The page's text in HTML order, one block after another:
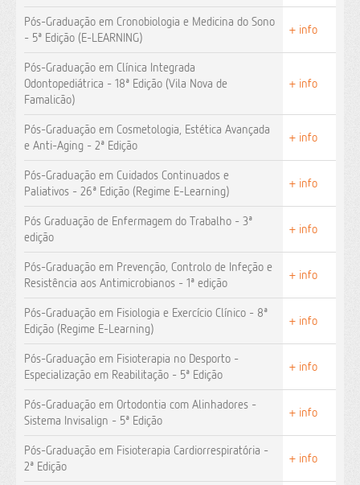
Pós-Graduação em Cronobiologia e Medicina do Sono
- 5ª Edição (E-LEARNING)
+ info
Pós-Graduação em Clínica Integrada
Odontopediátrica - 18ª Edição (Vila Nova de
Famalicão)
+ info
Pós-Graduação em Cosmetologia, Estética Avançada
e Anti-Aging - 2ª Edição
+ info
Pós-Graduação em Cuidados Continuados e
Paliativos - 26ª Edição (Regime E-Learning)
+ info
Pós Graduação de Enfermagem do Trabalho - 3ª
edição
+ info
Pós-Graduação em Prevenção, Controlo de Infeção e
Resistência aos Antimicrobianos - 1ª edição
+ info
Pós-Graduação em Fisiologia e Exercício Clínico - 8ª
Edição (Regime E-Learning)
+ info
Pós-Graduação em Fisioterapia no Desporto -
Especialização em Reabilitação - 5ª Edição
+ info
Pós-Graduação em Ortodontia com Alinhadores -
Sistema Invisalign - 5ª Edição
+ info
Pós-Graduação em Fisioterapia Cardiorrespiratória -
2ª Edição
+ info